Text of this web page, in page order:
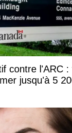
contre l'ARC :
jusqu'à 5